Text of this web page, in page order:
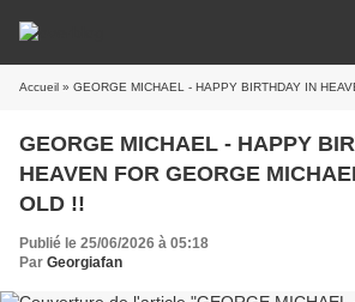
Accueil » GEORGE MICHAEL - HAPPY BIRTHDAY IN HEAVEN FOR
GEORGE MICHAEL - HAPPY
HEAVEN FOR GEORGE
OLD !!
Publié le 25/06/2026 à 05:18
Par Georgiafan